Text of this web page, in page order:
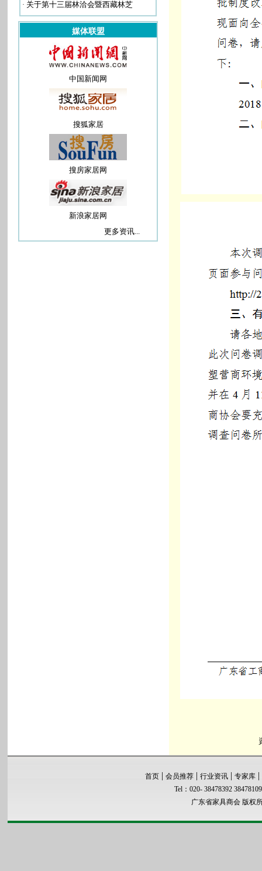
· 关于第十三届林洽会暨西藏林芝
媒体联盟
中国新闻网
搜狐家居
搜房家居网
新浪家居网
更多资讯...
首页 | 会员推荐 | 行业资讯 | 专家库 |
Tel：020- 38478392
广东省家具商会 版权